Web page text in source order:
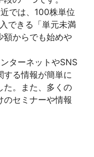
では、100株単位
できる「単元未満
額からでも始めや
ターネットやSNS
する情報が簡単に
た。また、多くの
のセミナーや情報